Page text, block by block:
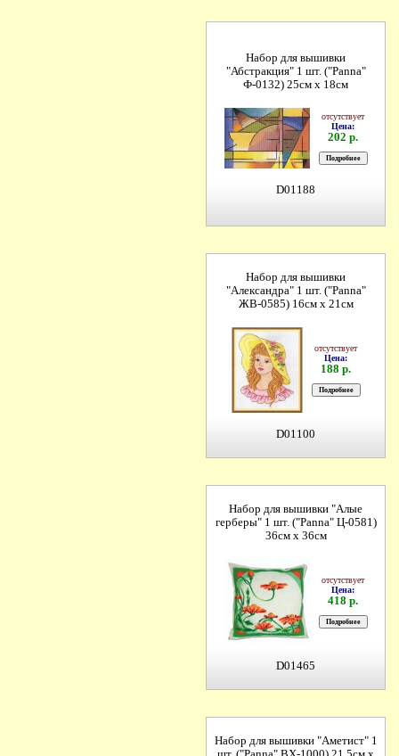
Набор для вышивки
"Абстракция" 1 шт. ("Panna"
Ф-0132) 25см х 18см
отсутствует
Цена:
202 р.
D01188
Набор для вышивки
"Александра" 1 шт. ("Panna"
ЖВ-0585) 16см х 21см
отсутствует
Цена:
188 р.
D01100
Набор для вышивки "Алые
герберы" 1 шт. ("Panna" Ц-0581)
36см х 36см
отсутствует
Цена:
418 р.
D01465
Набор для вышивки "Аметист" 1